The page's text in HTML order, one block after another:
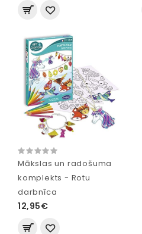
Mākslas un radošuma
komplekts - Rotu
darbnīca
12,95€